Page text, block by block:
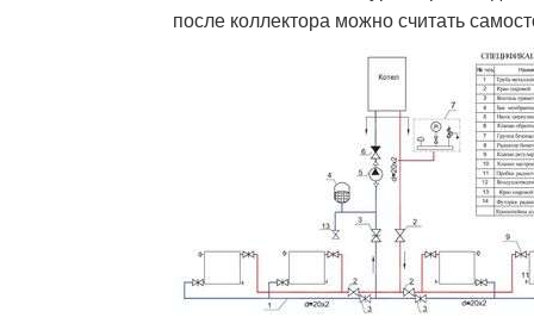
после коллектора можно считать